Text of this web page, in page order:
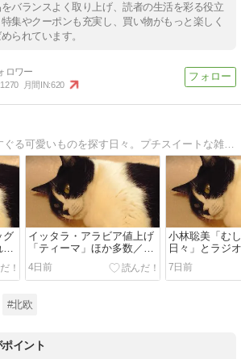
バランスよく取り上げ、読者の生活を彩る役立
集やクーポンも充実し、買い物がもっと楽しく
られています。
1270 月間IN:620
乙女ごころをくすぐる可愛いものを探す日々。プチスイートな雑貨とナチュラル服と素敵な人、かわいい壁紙リンクなど。
グ
手
イッタラ・アラビア値上げ
「ティーマ」ほか多数／9
月1日から
4日前
小林聡美「む
日々」とラジ
じかん」のこと
7日前
#北欧
イント